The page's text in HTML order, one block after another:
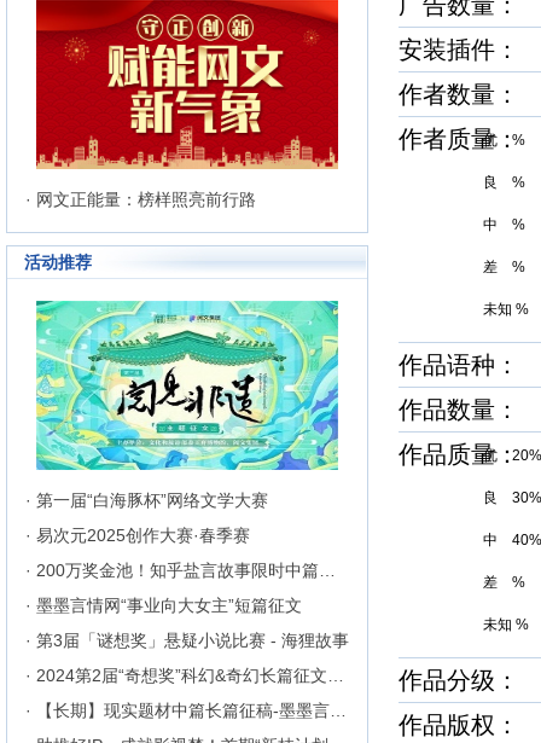
· 网文正能量：榜样照亮前行路
活动推荐
· 第一届“白海豚杯”网络文学大赛
· 易次元2025创作大赛·春季赛
· 墨墨言情网“事业向大女主”短篇征文
· 第3届「谜想奖」悬疑小说比赛 - 海狸故事
安装插件
作者数量
作者质量
优 %
良 %
中 %
差 %
未知 %
作品语种：
作品数量
作品质量优 20%
良 30%
中 40%
差 %
未知 %
作品分级：
作品版权：